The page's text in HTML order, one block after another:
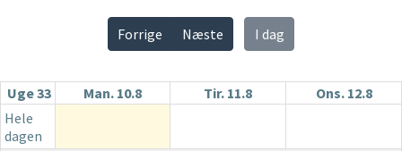
Forrige Næste I dag
Uge 33 Man. 10.8 Tir. 11.8
Ons. 12.8
Hele
dagen